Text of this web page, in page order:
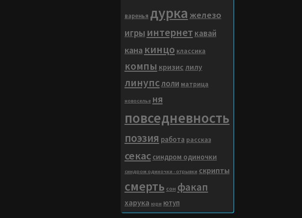
варенья дурка железо
игры интернет кавай
кана кинцо классика
компы кризис лилу
линупслоли матрица
новоселье ня
повседневность
поэзия работа рассказ
секас синдром одиночки
синдром одиночки - отрывки скрипты
смерть сон факап
харука юри ютуп